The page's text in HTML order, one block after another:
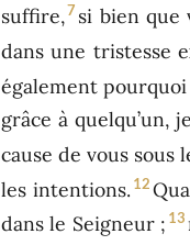
suffire,7 si bien que
dans une tristesse
également
grâce à quelqu’un,
cause de vous sous
les intentions. 12
dans le Seigneur ; 13